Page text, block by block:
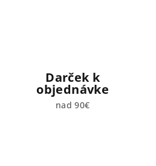
Darček k
objednávke
nad 90€